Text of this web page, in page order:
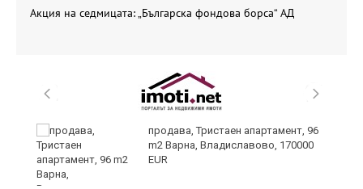
Акция на седмицата: „Българска фондова борса“ АД
продава, Тристаен апартамент, 96
m2 Варна, Владиславово, 170000
EUR